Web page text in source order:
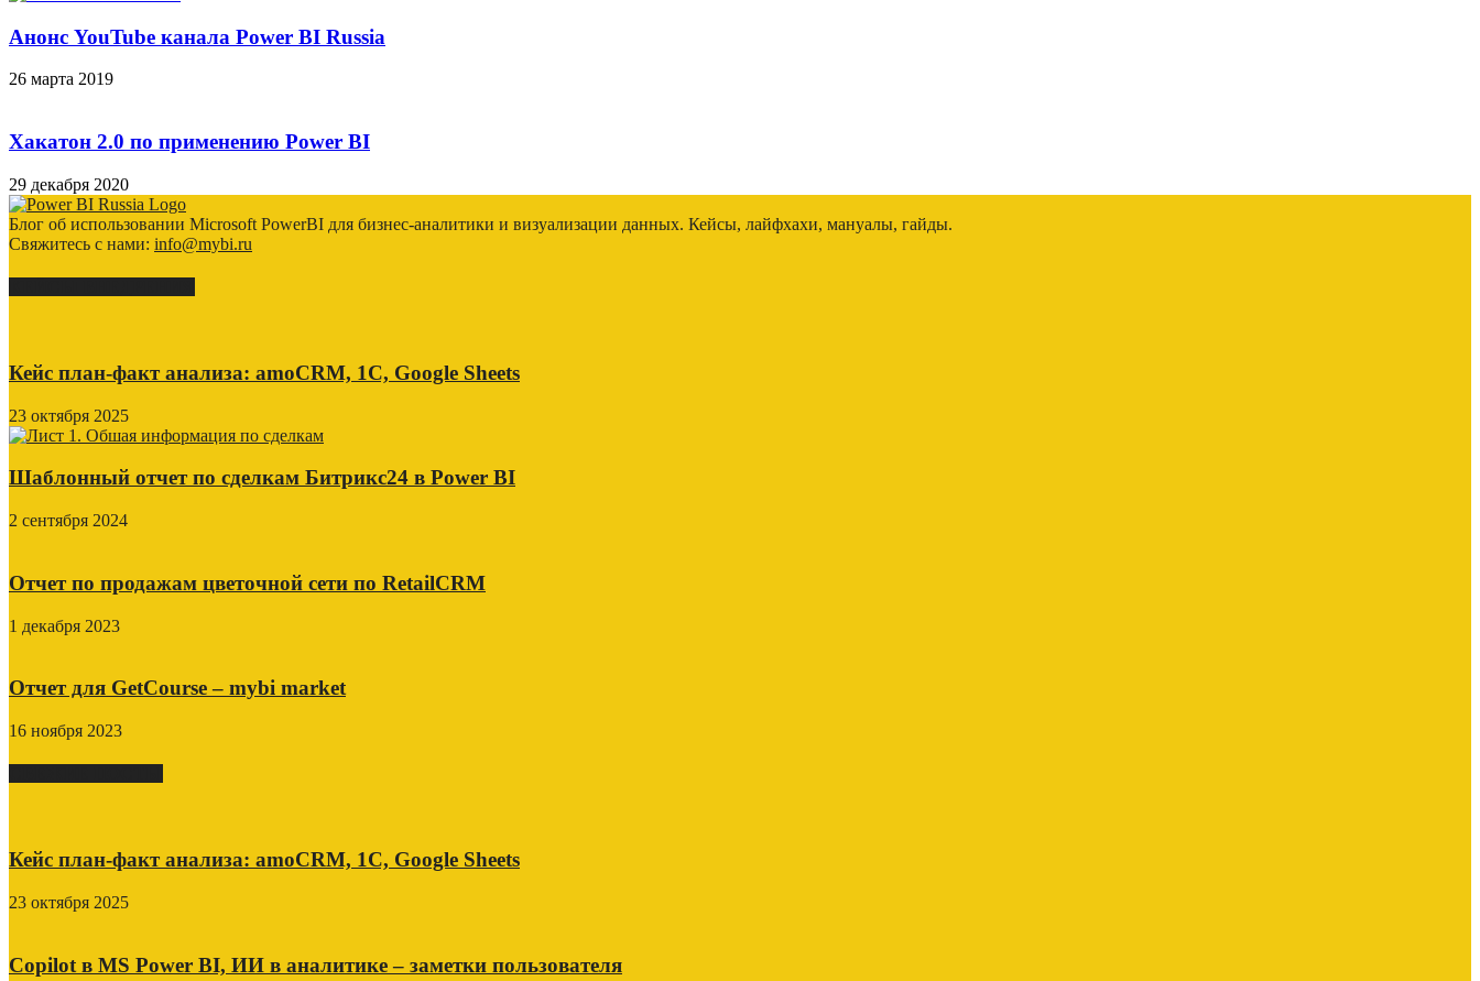
Анонс YouTube канала Power BI Russia
26 марта 2019
Хакатон 2.0 по применению Power BI
29 декабря 2020
Блог об использовании Microsoft PowerBI для бизнес-аналитики и визуализации данных. Кейсы, лайфхахи, мануалы, гайды.
Свяжитесь с нами: info@mybi.ru
Кейс план-факт анализа: amoCRM, 1C, Google Sheets
23 октября 2025
Шаблонный отчет по сделкам Битрикс24 в Power BI
2 сентября 2024
Отчет по продажам цветочной сети по RetailCRM
1 декабря 2023
Отчет для GetCourse – mybi market
16 ноября 2023
Кейс план-факт анализа: amoCRM, 1C, Google Sheets
23 октября 2025
Copilot в MS Power BI, ИИ в аналитике – заметки пользователя